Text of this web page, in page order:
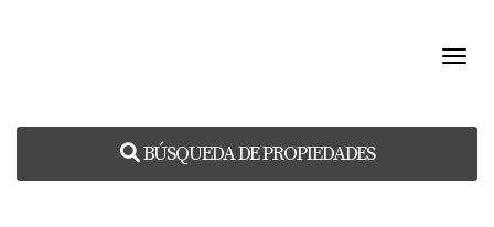
BÚSQUEDA DE PROPIEDADES